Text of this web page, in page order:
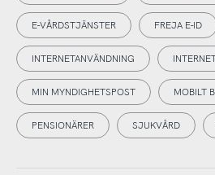
E-VÅRDSTJÄNSTER FREJA E-ID
INTERNETANVÄNDNING
MIN MYNDIGHETSPOST MOBILT
PENSIONÄRER SJUKVÅRD